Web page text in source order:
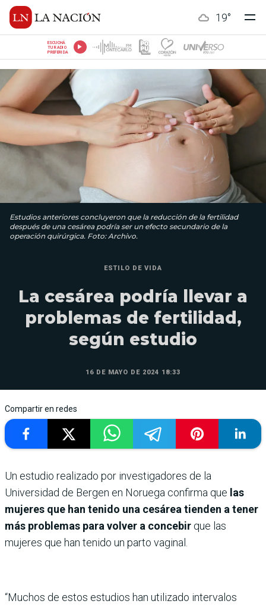
19°
ESCUCHÁ
TU RADIO
PREFERIDA
Estudios anteriores concluyeron que la reducción de la fertilidad
después de una cesárea podría ser un efecto secundario de la
operación quirúrgica. Foto: Archivo.
ESTILO DE VIDA
La cesárea podría llevar a
problemas de fertilidad,
según estudio
16 DE MAYO DE 2024 18:33
Compartir en redes
Un estudio realizado por investigadores de la
Universidad de Bergen en Noruega confirma que las
mujeres que han tenido una cesárea tienden a tener
más problemas para volver a concebir que las
mujeres que han tenido un parto vaginal.
“Muchos de estos estudios han utilizado intervalos